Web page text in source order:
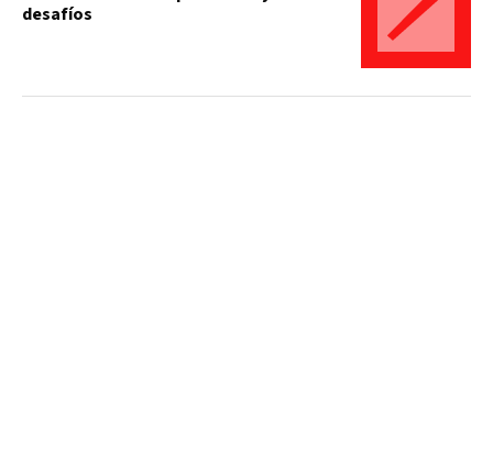
desafíos